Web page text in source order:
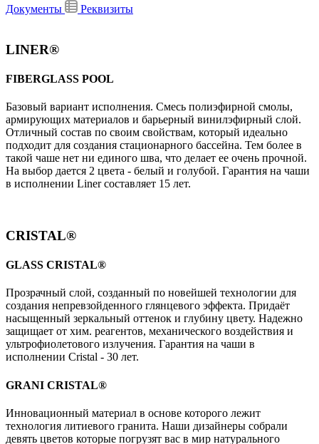
Документы
Реквизиты
LINER®
FIBERGLASS POOL
Базовый вариант исполнения. Cмесь полиэфирной смолы,
армирующих материалов и барьерный винилэфирный слой.
Отличный состав по своим свойствам, который идеально
подходит для создания стационарного бассейна. Тем более в
такой чаше нет ни единого шва, что делает ее очень прочной.
На выбор дается 2 цвета - белый и голубой. Гарантия на чаши
в исполнении Liner составляет 15 лет.
CRISTAL®
GLASS CRISTAL®
Прозрачный слой, созданный по новейшей технологии для
создания непревзойденного глянцевого эффекта. Придаёт
насыщенный зеркальный оттенок и глубину цвету. Надежно
защищает от хим. реагентов, механического воздействия и
ультрофиолетового излучения. Гарантия на чаши в
исполнении Cristal - 30 лет.
GRANI CRISTAL®
Инновационный материал в основе которого лежит
технология литиевого гранита. Наши дизайнеры собрали
девять цветов которые погрузят вас в мир натурального